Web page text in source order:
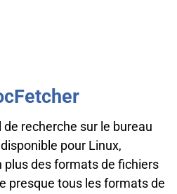
recherche sur le bureau
pour Linux,
plus des formats de fichiers
presque tous les formats de